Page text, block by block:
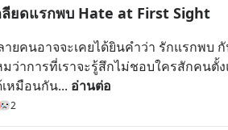
ลียดแรกพบ Hate at First Sight
ายคนอาจจะเคยได้ยินคำว่า รักแรกพบ
ว่าการที่เราจะรู้สึกไม่ชอบใครสักคนตั้
เหมือนกัน... อ่านต่อ
2